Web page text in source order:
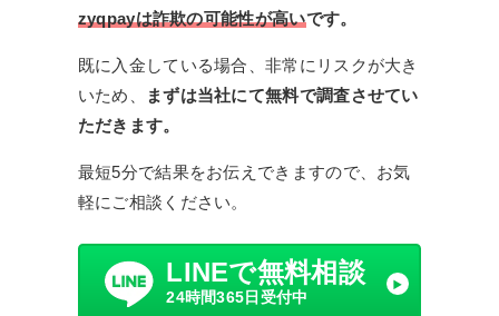
zyqpayは詐欺の可能性が高いです。
既に入金している場合、非常にリスクが大き
いため、
まずは当社にて無料で調査させてい
ただきます。
最短5分で結果をお伝えできますので、お気
軽にご相談ください。
LINEで無料相談
24時間365日受付中